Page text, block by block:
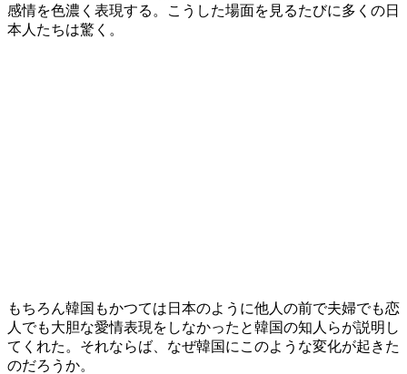
感情を色濃く表現する。こうした場面を見るたびに多くの日
本人たちは驚く。
もちろん韓国もかつては日本のように他人の前で夫婦でも恋
人でも大胆な愛情表現をしなかったと韓国の知人らが説明し
てくれた。それならば、なぜ韓国にこのような変化が起きた
のだろうか。